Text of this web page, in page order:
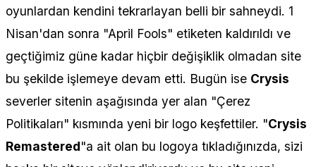
oyunlardan kendini tekrarlayan belli bir sahneydi. 1
Nisan'dan sonra "April Fools" etiketen kaldırıldı ve
geçtiğimiz güne kadar hiçbir değişiklik olmadan site
bu şekilde işlemeye devam etti. Bugün ise Crysis
severler sitenin aşağısında yer alan "Çerez
Politikaları" kısmında yeni bir logo keşfettiler. "Crysis
Remastered"a ait olan bu logoya tıkladığınızda, sizi